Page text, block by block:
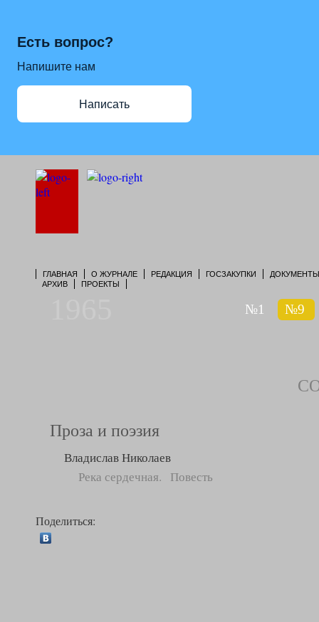
Есть вопрос?
Напишите нам
Написать
ГЛАВНАЯ О ЖУРНАЛЕ РЕДАКЦИЯ ГОСЗАКУПКИ
ДОКУМЕНТЫ
АРХИВ
ПРОЕКТЫ
№1 №9
Проза и поэзия
Владислав Николаев
Река сердечная. Повесть
Поделиться: